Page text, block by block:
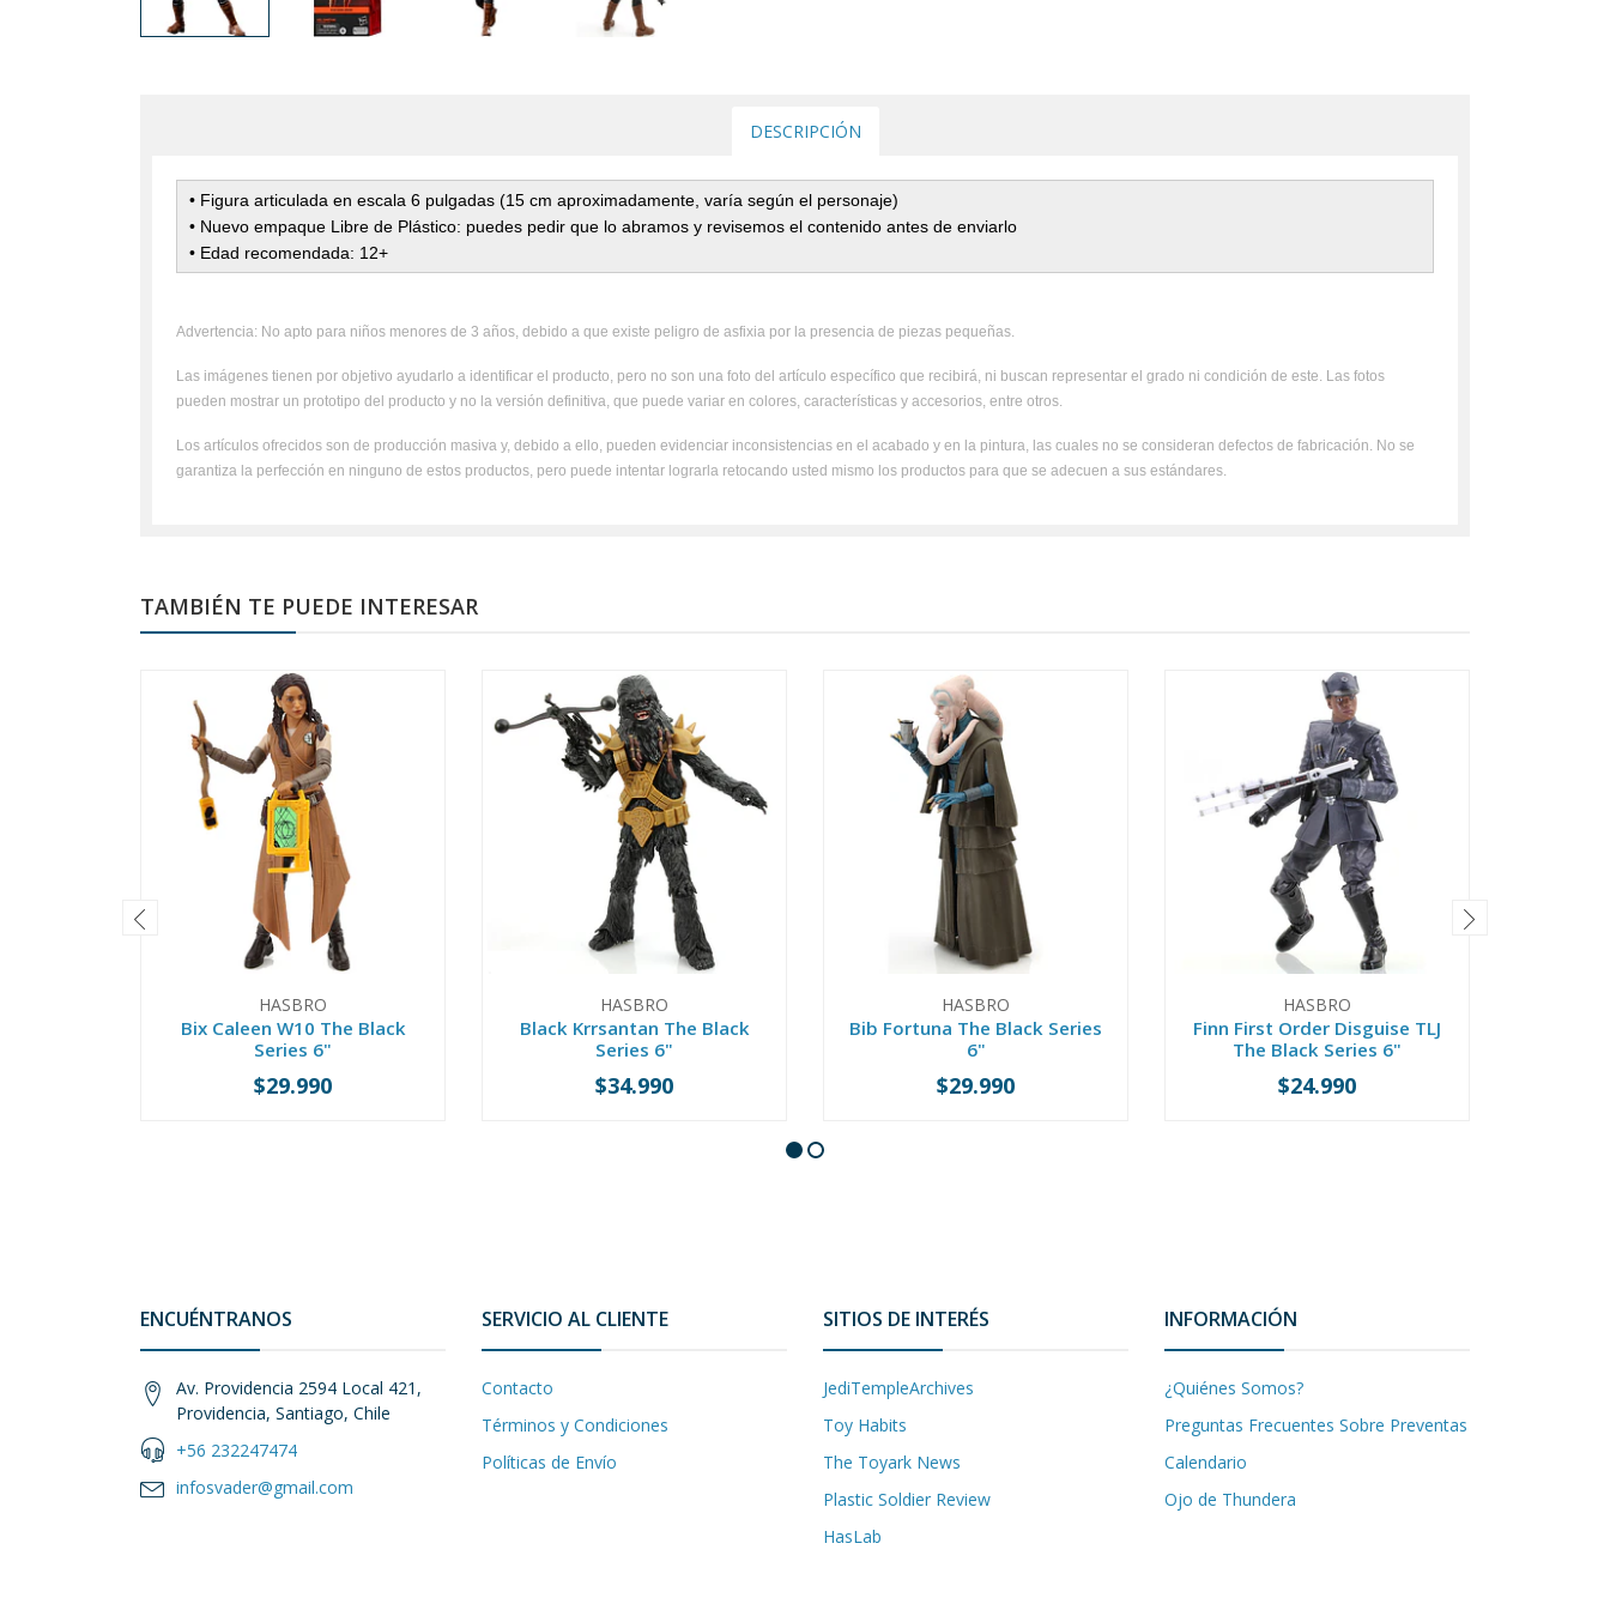
DESCRIPCIÓN
• Figura articulada en escala 6 pulgadas (15 cm aproximadamente, varía según el personaje)
• Nuevo empaque Libre de Plástico: puedes pedir que lo abramos y revisemos el contenido antes de enviarlo
• Edad recomendada: 12+
Advertencia: No apto para niños menores de 3 años, debido a que existe peligro de asfixia por la presencia de piezas pequeñas.
Las imágenes tienen por objetivo ayudarlo a identificar el producto, pero no son una foto del artículo específico que recibirá, ni buscan representar el grado ni condición de este. Las fotos
pueden mostrar un prototipo del producto y no la versión definitiva, que puede variar en colores, características y accesorios, entre otros.
Los artículos ofrecidos son de producción masiva y, debido a ello, pueden evidenciar inconsistencias en el acabado y en la pintura, las cuales no se consideran defectos de fabricación. No se
garantiza la perfección en ninguno de estos productos, pero puede intentar lograrla retocando usted mismo los productos para que se adecuen a sus estándares.
TAMBIÉN TE PUEDE INTERESAR
HASBRO
Bix Caleen W10 The Black
Series 6"
+
$29.990
HASBRO
Black Krrsantan The Black
Series 6"
+
$34.990
HASBRO
Bib Fortuna The Black Series
6"
+
$29.990
HASBRO
Finn First Order Disguise TLJ
The Black Series 6"
+
$24.990
ENCUÉNTRANOS
Av. Providencia 2594 Local 421,
Providencia, Santiago, Chile
+56 232247474
infosvader@gmail.com
SERVICIO AL CLIENTE
Contacto
Términos y Condiciones
Políticas de Envío
SITIOS DE INTERÉS
JediTempleArchives
Toy Habits
The Toyark News
Plastic Soldier Review
HasLab
INFORMACIÓN
¿Quiénes Somos?
Preguntas Frecuentes Sobre Preventas
Calendario
Ojo de Thundera